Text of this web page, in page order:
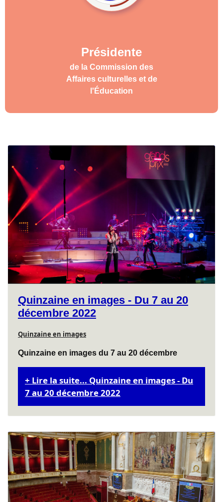
Présidente
de la Commission des
Affaires culturelles et de
l'Éducation
Quinzaine en images - Du 7 au 20
décembre 2022
Quinzaine en images
Quinzaine en images du 7 au 20 décembre
Lire la suite... Quinzaine en images - Du
7 au 20 décembre 2022